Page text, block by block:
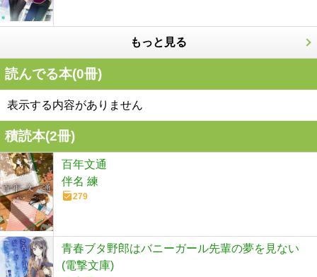
もっと見る
読んでる本(0冊)
表示する内容がありません
積読本(2冊)
百年文通
伴名 練
279
青春ブタ野郎はバニーガール先輩の夢を見ない
(電撃文庫)